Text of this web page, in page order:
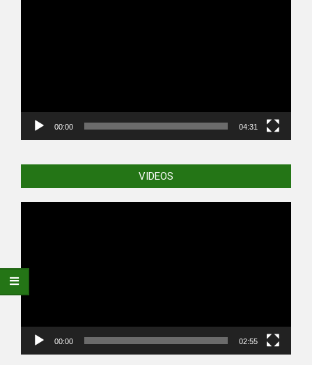
00:00 04:31
VIDEOS
00:00 02:55